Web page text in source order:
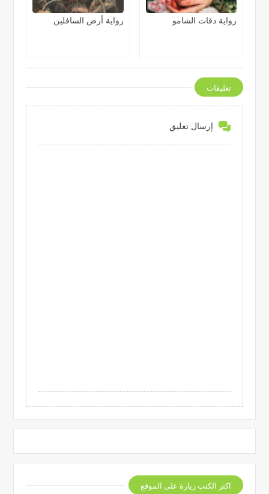
رواية دقات الشامو رواية أرض السافلين
تعليقات
إرسال تعليق
اكثر الكتب زيارة على الموقع